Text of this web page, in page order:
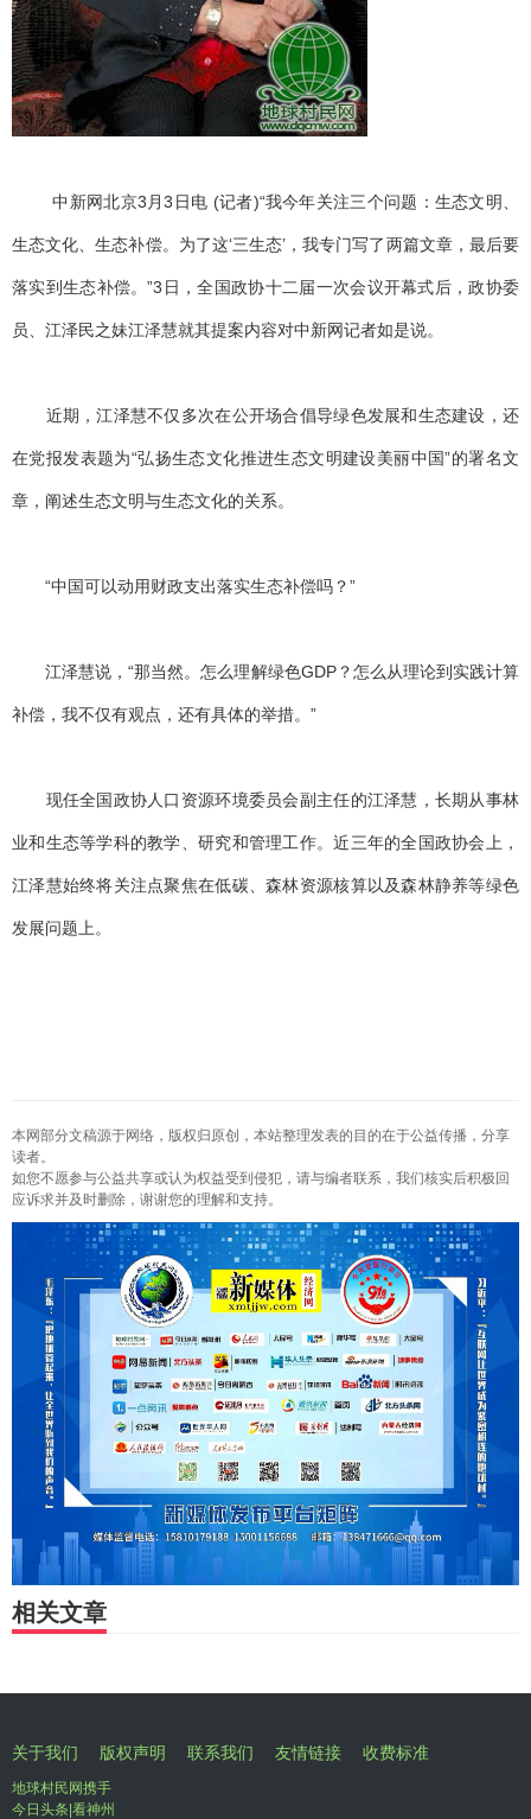
中新网北京3月3日电 (记者)“我今年关注三个问题：生态文明、
生态文化、生态补偿。为了这‘三生态’，我专门写了两篇文章，最后要
落实到生态补偿。”3日，全国政协十二届一次会议开幕式后，政协委
员、江泽民之妹江泽慧就其提案内容对中新网记者如是说。
近期，江泽慧不仅多次在公开场合倡导绿色发展和生态建设，还
在党报发表题为“弘扬生态文化推进生态文明建设美丽中国”的署名文
章，阐述生态文明与生态文化的关系。
“中国可以动用财政支出落实生态补偿吗？”
江泽慧说，“那当然。怎么理解绿色GDP？怎么从理论到实践计算
补偿，我不仅有观点，还有具体的举措。”
现任全国政协人口资源环境委员会副主任的江泽慧，长期从事林
业和生态等学科的教学、研究和管理工作。近三年的全国政协会上，
江泽慧始终将关注点聚焦在低碳、森林资源核算以及森林静养等绿色
发展问题上。
本网部分文稿源于网络，版权归原创，本站整理发表的目的在于公益传播，分享
读者。
如您不愿参与公益共享或认为权益受到侵犯，请与编者联系，我们核实后积极回
应诉求并及时删除，谢谢您的理解和支持。
相关文章
关于我们 版权声明 联系我们 友情链接 收费标准
地球村民网携手
今日头条|看神州